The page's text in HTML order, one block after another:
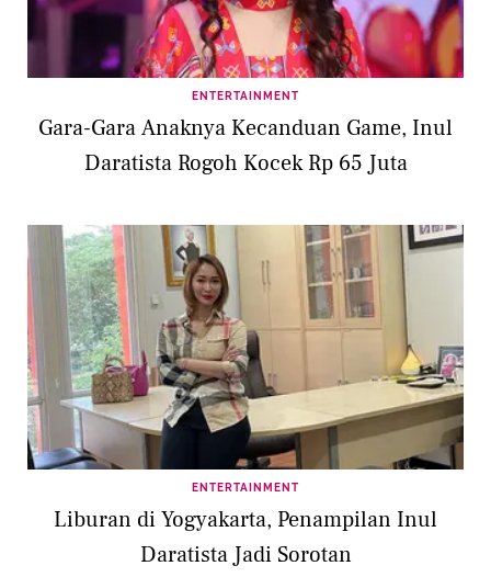
ENTERTAINMENT
Gara-Gara Anaknya Kecanduan Game, Inul
Daratista Rogoh Kocek Rp 65 Juta
ENTERTAINMENT
Liburan di Yogyakarta, Penampilan Inul
Daratista Jadi Sorotan